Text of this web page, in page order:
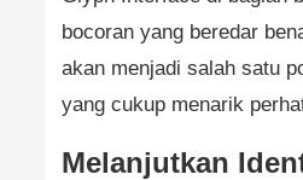
bocoran yang beredar
akan menjadi salah satu
yang cukup menarik
Melanjutkan